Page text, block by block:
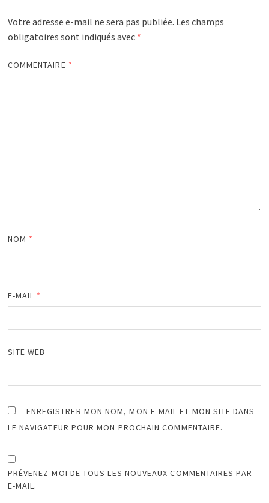
Votre adresse e-mail ne sera pas publiée. Les champs
obligatoires sont indiqués avec *
COMMENTAIRE *
NOM *
E-MAIL *
SITE WEB
ENREGISTRER MON NOM, MON E-MAIL ET MON SITE DANS
LE NAVIGATEUR POUR MON PROCHAIN COMMENTAIRE.
PRÉVENEZ-MOI DE TOUS LES NOUVEAUX COMMENTAIRES PAR
E-MAIL.